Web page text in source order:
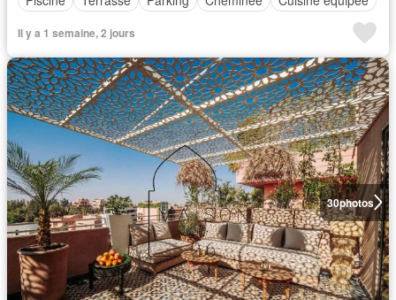
Il y a 1 semaine, 2 jours
30photos